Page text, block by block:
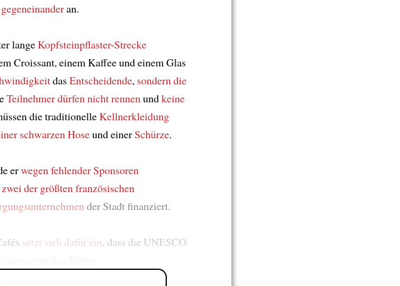
gegeneinanderan.
langeKopfsteinpflaster-Strecke
Croissant, einem Kaffee und einem Glas
dasEntscheidende, sondern die
Teilnehmerdürfen nichtrennen undkeine
die traditionelleKellnerkleidung
schwarzen Hoseund einerSchürze.
erwegen fehlender Sponsoren
der größten französischen
der Stadt finanziert.
setzt sich dafür ein, dass die UNESCO